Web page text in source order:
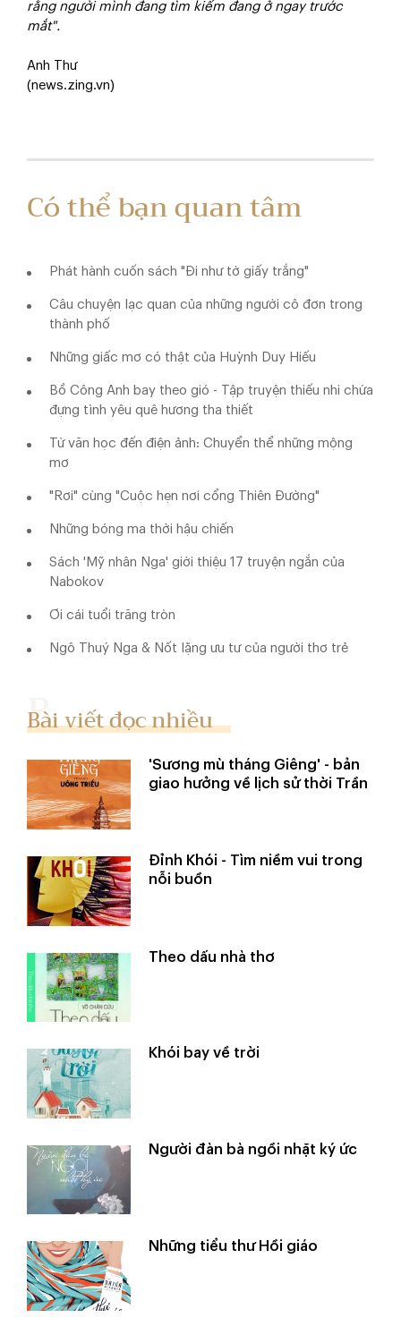
rằng người mình đang tìm kiếm đang ở ngay trước
mắt".
Anh Thư
(news.zing.vn)
Có thể bạn quan tâm
Phát hành cuốn sách "Đi như tờ giấy trắng"
Câu chuyện lạc quan của những người cô đơn trong
thành phố
Những giấc mơ có thật của Huỳnh Duy Hiếu
Bồ Công Anh bay theo gió - Tập truyện thiếu nhi chứa
đựng tình yêu quê hương tha thiết
Từ văn học đến điện ảnh: Chuyển thể những mộng
mơ
"Rơi" cùng "Cuộc hẹn nơi cổng Thiên Đường"
Những bóng ma thời hậu chiến
Sách 'Mỹ nhân Nga' giới thiệu 17 truyện ngắn của
Nabokov
Ơi cái tuổi trăng tròn
Ngô Thuý Nga & Nốt lặng ưu tư của người thơ trẻ
Bài viết đọc nhiều
'Sương mù tháng Giêng' - bản
giao hưởng về lịch sử thời Trần
Đỉnh Khói - Tìm niềm vui trong
nỗi buồn
Theo dấu nhà thơ
Khói bay về trời
Người đàn bà ngồi nhặt ký ức
Những tiểu thư Hồi giáo